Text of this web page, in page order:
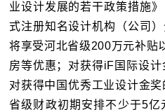
业设计发展的若干政策措施
式注册知名设计机构（公司
将享受河北省级200万元补贴
房等优惠； 对获得iF国际设计
对获得中国优秀工业设计金奖
省级财政初期安排不少于5